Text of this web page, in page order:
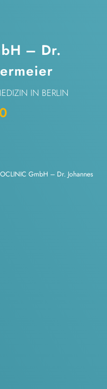
– Dr.
IN BERLIN
GmbH – Dr. Johannes